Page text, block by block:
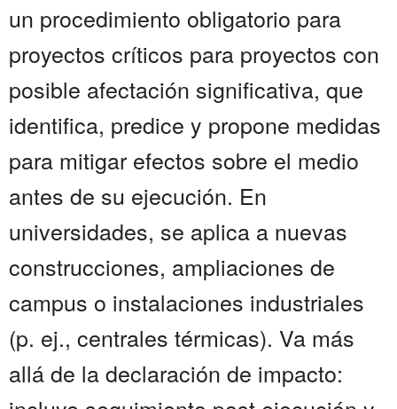
un procedimiento obligatorio para
proyectos críticos para proyectos con
posible afectación significativa, que
identifica, predice y propone medidas
para mitigar efectos sobre el medio
antes de su ejecución. En
universidades, se aplica a nuevas
construcciones, ampliaciones de
campus o instalaciones industriales
(p. ej., centrales térmicas). Va más
allá de la declaración de impacto: